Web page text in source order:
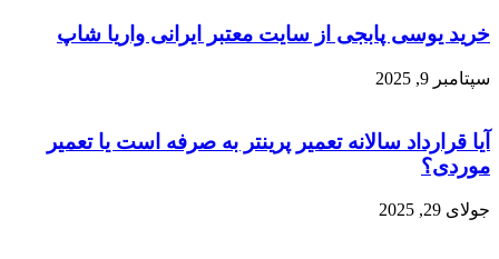
خرید یوسی پابجی از سایت معتبر ایرانی واریا شاپ
سپتامبر 9, 2025
آیا قرارداد سالانه تعمیر پرینتر به صرفه است یا تعمیر
موردی؟
جولای 29, 2025